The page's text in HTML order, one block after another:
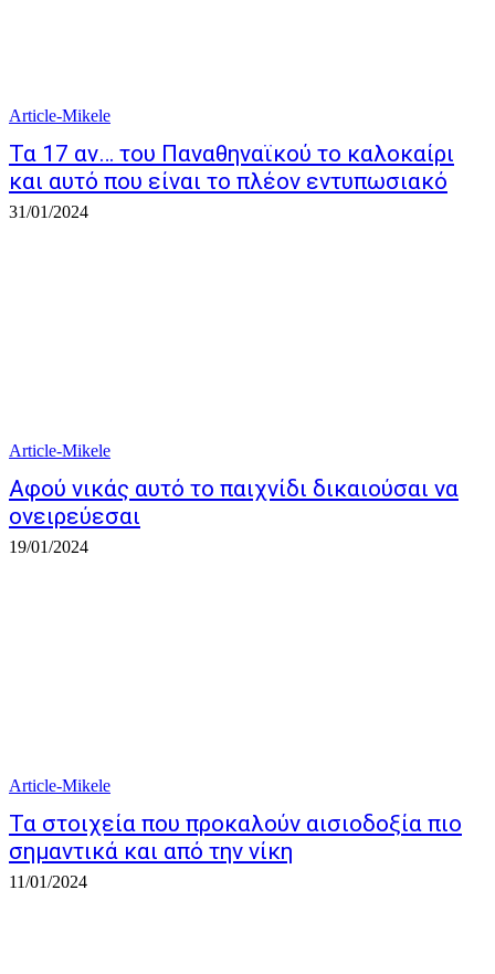
Article-Mikele
Τα 17 αν… του Παναθηναϊκού το καλοκαίρι
και αυτό που είναι το πλέον εντυπωσιακό
31/01/2024
Article-Mikele
Αφού νικάς αυτό το παιχνίδι δικαιούσαι να
ονειρεύεσαι
19/01/2024
Article-Mikele
Τα στοιχεία που προκαλούν αισιοδοξία πιο
σημαντικά και από την νίκη
11/01/2024